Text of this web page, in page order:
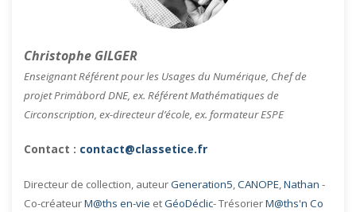
Christophe GILGER
Enseignant Référent pour les Usages du Numérique, Chef de
projet Primàbord DNE, ex. Référent Mathématiques de
Circonscription, ex-directeur d’école, ex. formateur ESPE
Contact : contact@classetice.fr
Directeur de collection, auteurGeneration5,CANOPE,Nathan -
Co-créateurM@ths en-vie etGéoDéclic- TrésorierM@ths'n Co